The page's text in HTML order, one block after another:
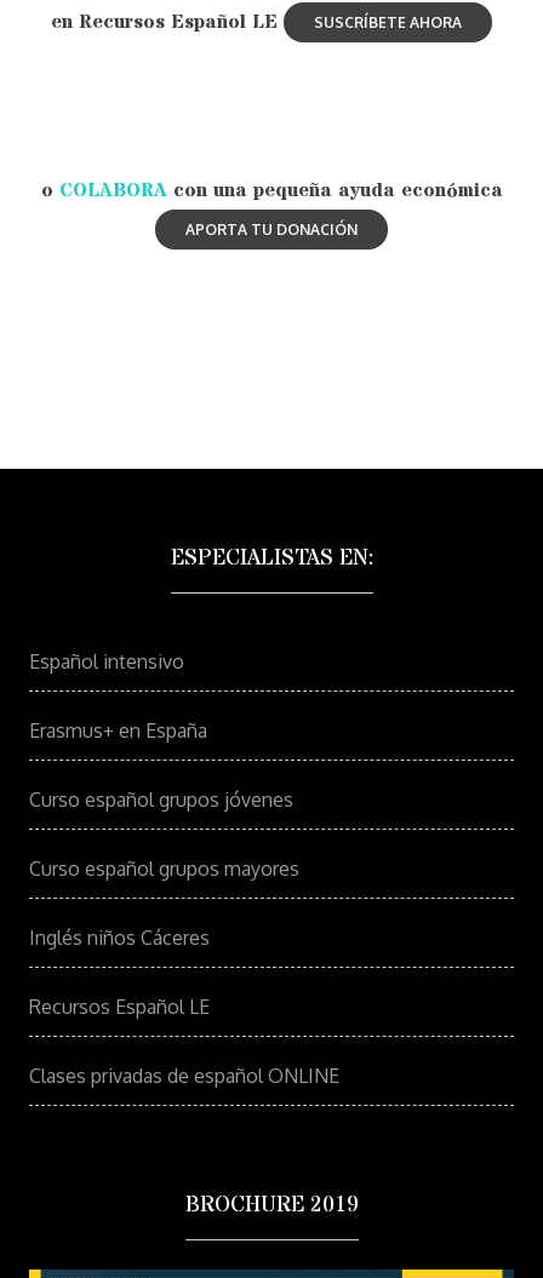
en Recursos Español LE
o COLABORAcon una pequeña ayuda económica
ESPECIALISTAS EN:
Español intensivo
Erasmus+ en España
Curso español grupos jóvenes
Curso español grupos mayores
Inglés niños Cáceres
Recursos Español LE
Clases privadas de español ONLINE
BROCHURE 2019